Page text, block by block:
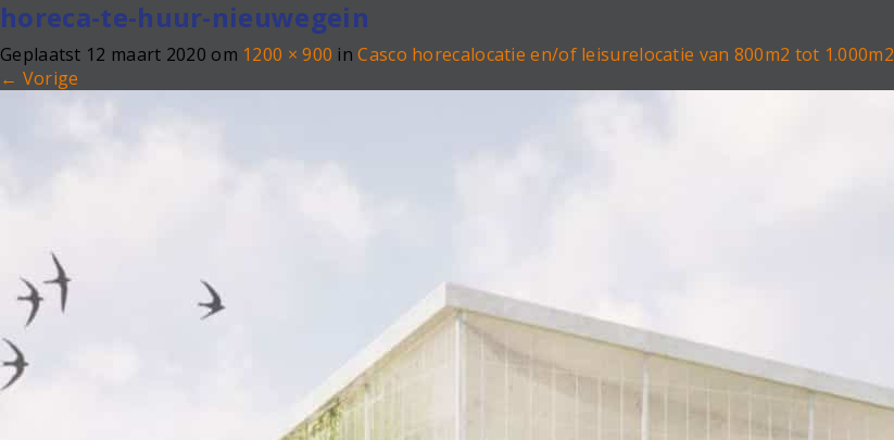
horeca-te-huur-nieuwegein
Geplaatst 12 maart 2020 om 1200 × 900 inCasco horecalocatie en/of leisurelocatie van 800m2 tot 1.000m2
← Vorige